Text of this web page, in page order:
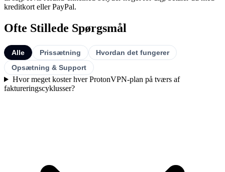
kreditkort eller PayPal.
Ofte Stillede Spørgsmål
Alle Prissætning
Hvordan det fungerer
Opsætning & Support
Hvor meget koster hver ProtonVPN-plan på tværs af
faktureringscyklusser?